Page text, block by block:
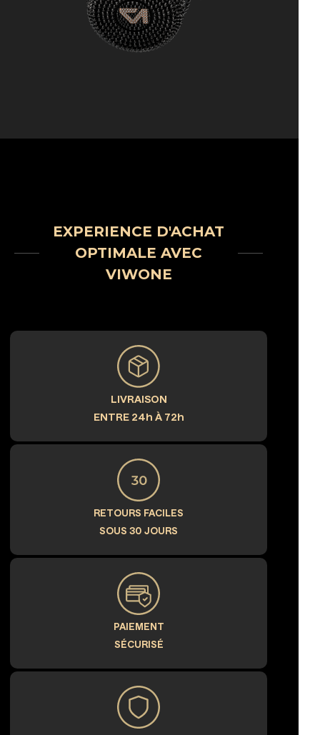
EXPERIENCE D'ACHAT
OPTIMALE AVEC
VIWONE
LIVRAISON
ENTRE 24h À 72h
RETOURS FACILES
SOUS 30 JOURS
PAIEMENT
SÉCURISÉ